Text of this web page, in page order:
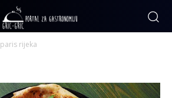
paris rijeka